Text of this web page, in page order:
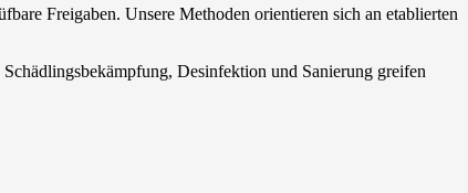
Freigaben. Unsere Methoden orientieren sich an etablierten
Desinfektion und Sanierung greifen